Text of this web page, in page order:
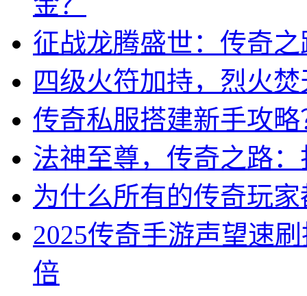
征战龙腾盛世：传奇
四级火符加持，烈火
传奇私服搭建新手攻
法神至尊，传奇之路
为什么所有的传奇玩
2025传奇手游声望速
倍